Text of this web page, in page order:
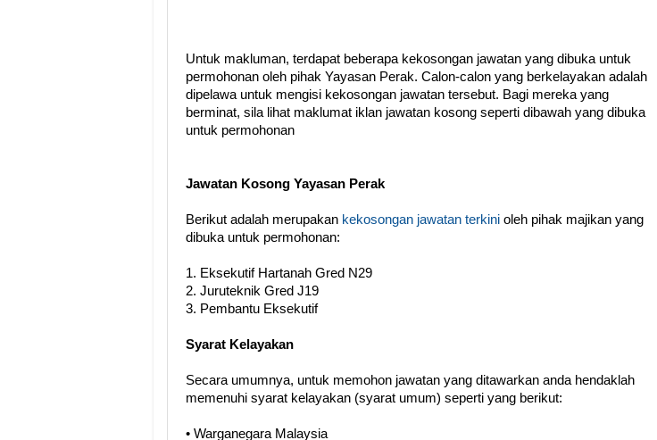
Untuk makluman, terdapat beberapa kekosongan jawatan yang dibuka untuk
permohonan oleh pihak Yayasan Perak. Calon-calon yang berkelayakan adalah
dipelawa untuk mengisi kekosongan jawatan tersebut. Bagi mereka yang
berminat, sila lihat maklumat iklan jawatan kosong seperti dibawah yang dibuka
untuk permohonan
Jawatan Kosong Yayasan Perak
Berikut adalah merupakan kekosongan jawatan terkini oleh pihak majikan yang
dibuka untuk permohonan:
1. Eksekutif Hartanah Gred N29
2. Juruteknik Gred J19
3. Pembantu Eksekutif
Syarat Kelayakan
Secara umumnya, untuk memohon jawatan yang ditawarkan anda hendaklah
memenuhi syarat kelayakan (syarat umum) seperti yang berikut:
• Warganegara Malaysia